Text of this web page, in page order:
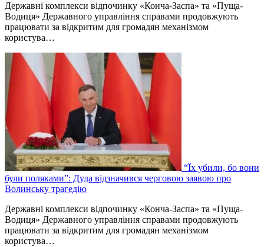
Державні комплекси відпочинку «Конча-Заспа» та «Пуща-
Водиця» Державного управління справами продовжують
працювати за відкритим для громадян механізмом
користува…
“Їх убили, бо вони
були поляками”: Дуда відзначився черговою заявою про
Волинську трагедію
Державні комплекси відпочинку «Конча-Заспа» та «Пуща-
Водиця» Державного управління справами продовжують
працювати за відкритим для громадян механізмом
користува…